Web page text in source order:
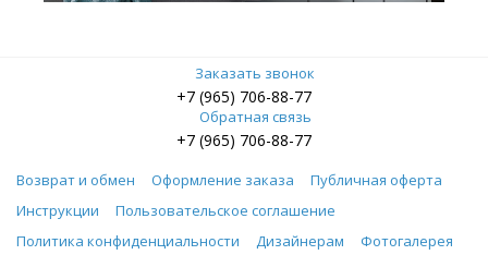
Заказать звонок
+7 (965) 706-88-77
Обратная связь
+7 (965) 706-88-77
Возврат и обмен Оформление заказа
Публичная оферта
Инструкции
Пользовательское соглашение
Политика конфиденциальности
Дизайнерам
Фотогалерея